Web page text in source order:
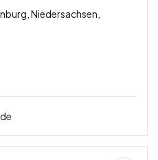
Niedersachsen,